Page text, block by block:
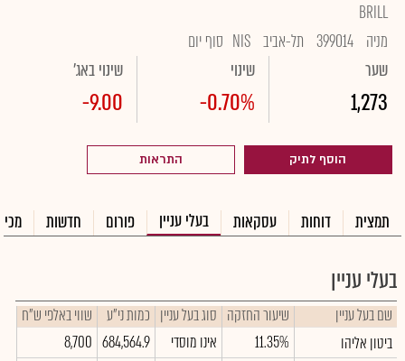
BRILL
מניה 399014 תל-אביב NIS סוף יום
שער
1,273
שינוי
-0.70%
שינוי באג'
-9.00
הוסף לתיק התראות
תמצית דוחות עסקאות בעלי עניין פורום חדשות
בעלי עניין
שם בעל עניין שיעור החזקה סוג בעל עניין כמות ני"ע
שווי באלפי ש"ח
ביטון אליהו
11.35% אינו מוסדי 684,564.9
8,700